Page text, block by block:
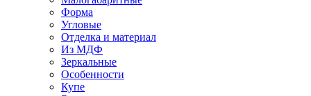
Форма
Угловые
Отделка и материал
Из МДФ
Зеркальные
Особенности
Купе